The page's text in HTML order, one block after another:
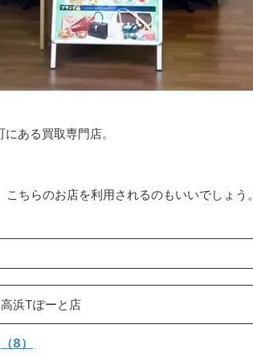
ある買取専門店。
ちらのお店を利用されるのもいいでしょう。
浜Tぽーと店
（8）